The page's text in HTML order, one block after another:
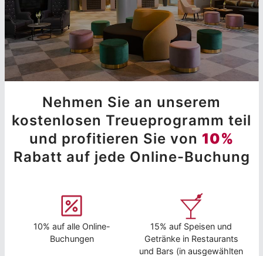
Nehmen Sie an unserem
kostenlosen Treueprogramm teil
und profitieren Sie von 10%
Rabatt auf jede Online-Buchung
10% auf alle Online-
Buchungen
15% auf Speisen und
Getränke in Restaurants
und Bars (in ausgewählten